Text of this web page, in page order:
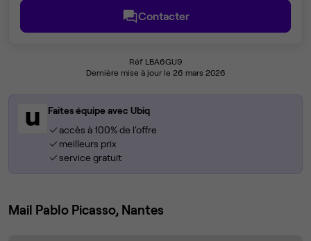
Contacter
Réf LBA6GU9
Dernière mise à jour le 26 mars 2026
Faites équipe avec Ubiq
accès à 100% de l'offre
meilleurs prix
service gratuit
Mail Pablo Picasso, Nantes